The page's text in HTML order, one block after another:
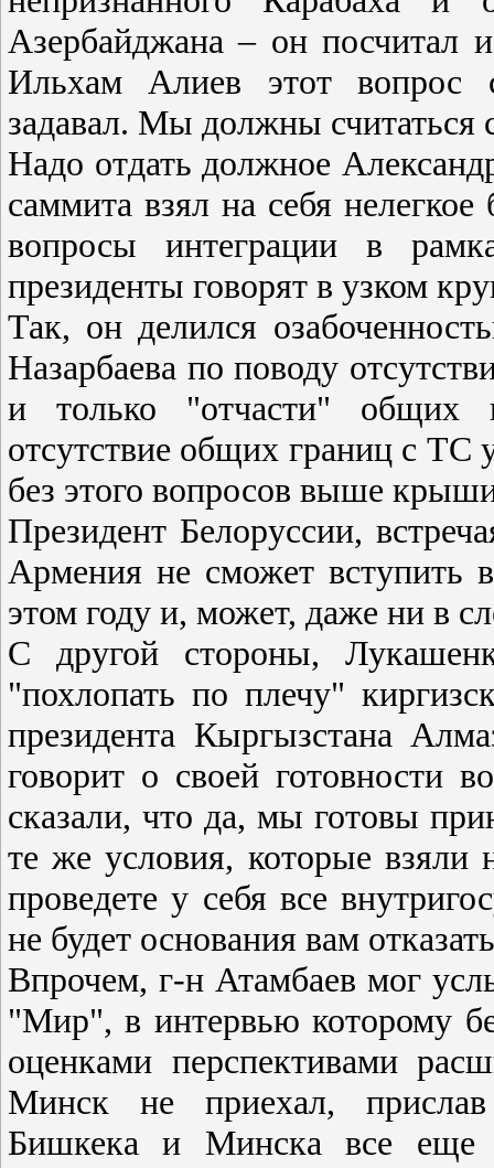
Азербайджана – он
Ильхам Алиев этот вопрос
задавал. Мы должны
Надо отдать должное
саммита взял на себя
вопросы интеграции в
президенты говорят в узком
Так, он делился
Назарбаева по поводу
и только "отчасти" общих
отсутствие общих границ с
без этого вопросов выше
Президент Белоруссии,
Армения не сможет вступить
этом году и, может, даже ни в
С другой стороны,
"похлопать по плечу"
президента Кыргызстана
говорит о своей
сказали, что да, мы готовы
те же условия, которые взяли
проведете у себя все
не будет основания вам
Впрочем, г-н Атамбаев мог
"Мир", в интервью которому
оценками перспективами
Минск не приехал, прислав
Бишкека и Минска все еще